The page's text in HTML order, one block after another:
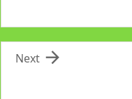

Next